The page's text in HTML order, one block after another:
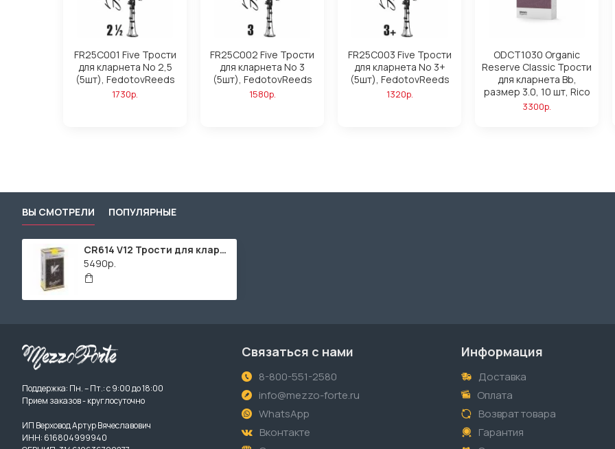
FR25C001 Five Трости
для кларнета No 2,5
(5шт), FedotovReeds
1730р.
FR25C002 Five Трости
для кларнета No 3
(5шт), FedotovReeds
1580р.
FR25C003 Five Трости
для кларнета No 3+
(5шт), FedotovReeds
1320р.
ODCT1030 Organic
Reserve Classic Трости
для кларнета Вb,
размер 3.0, 10 шт, Rico
3300р.
ВЫ СМОТРЕЛИ ПОПУЛЯРНЫЕ
CR614 V12 Трости для кларнета Eb №4 (10шт), Vandoren
5490р.
Поддержка: Пн. – Пт.: с 9:00 до 18:00
Прием заказов - круглосуточно
ИП Верховод Артур Вячеславович
ИНН: 616804999940
Связаться с нами
8-800-551-2580
info@mezzo-forte.ru
WhatsApp
Вконтакте
Информация
Доставка
Оплата
Возврат товара
Гарантия